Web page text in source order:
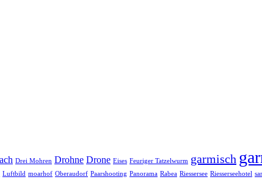
Drei Mohren Drohne Drone Eises Feuriger Tatzelwurm garmisch
Luftbild moarhof Oberaudorf Paarshooting Panorama Rabea Riessersee Riesserseehotel